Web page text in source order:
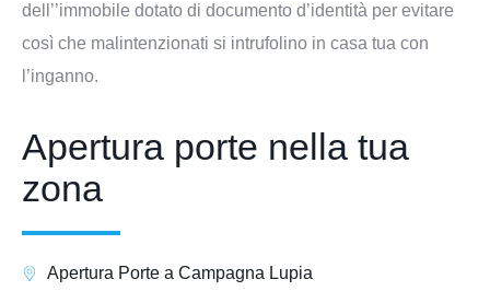
dell’’immobile dotato di documento d’identità per evitare
così che malintenzionati si intrufolino in casa tua con
l’inganno.
Apertura porte nella tua
zona
Apertura Porte a Campagna Lupia